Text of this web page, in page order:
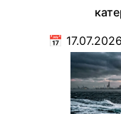
📅 17.07.2026